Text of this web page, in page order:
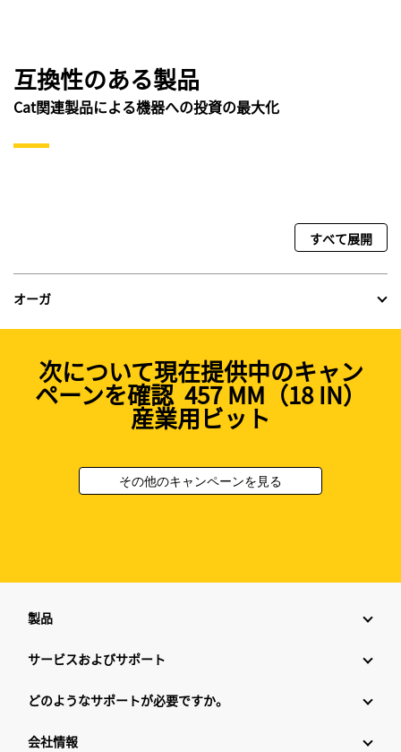
互換性のある製品
Cat関連製品による機器への投資の最大化
すべて展開
オーガ
次について現在提供中のキャン
ペーンを確認 457 MM（18 IN）
産業用ビット
その他のキャンペーンを見る
製品
サービスおよびサポート
どのようなサポートが必要ですか。
会社情報